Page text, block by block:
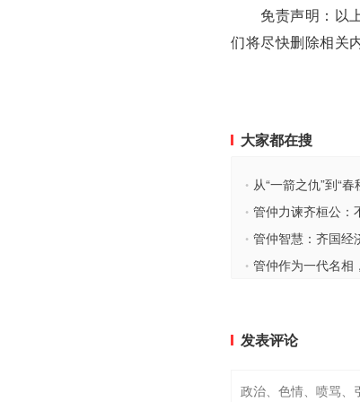
免责声明：以上
们将尽快删除相关内
大家都在搜
• 从“一箭之仇”到“春秋首霸”：齐桓公的逆袭“三件套”与管
• 管仲力谏齐桓公：不可重用的三
• 管仲智慧：齐国经济奇迹的
• 管仲作为一代名相，用了哪些方法成就了齐
发表评论